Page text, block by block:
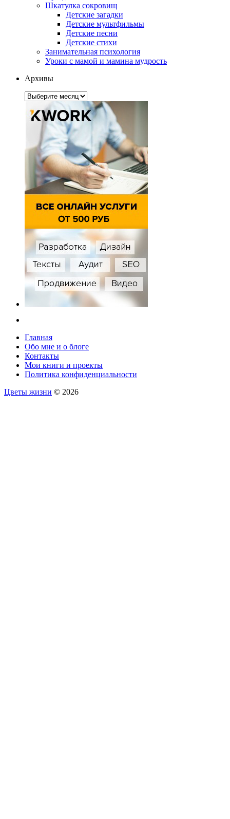
Шкатулка сокровищ
Детские загадки
Детские мультфильмы
Детские песни
Детские стихи
Занимательная психология
Уроки с мамой и мамина мудрость
Архивы
Архивы
Главная
Обо мне и о блоге
Контакты
Мои книги и проекты
Политика конфиденциальности
Цветы жизни © 2026